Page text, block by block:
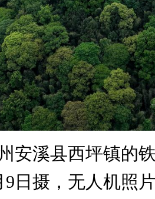
溪县西坪镇的铁
9日摄，无人机照